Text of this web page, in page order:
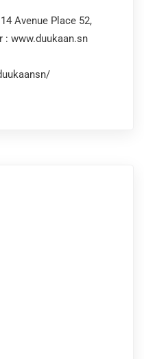
Avenue Place 52,
: www.duukaan.sn